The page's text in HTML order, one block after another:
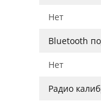
Нет
Bluetooth
Нет
Радио